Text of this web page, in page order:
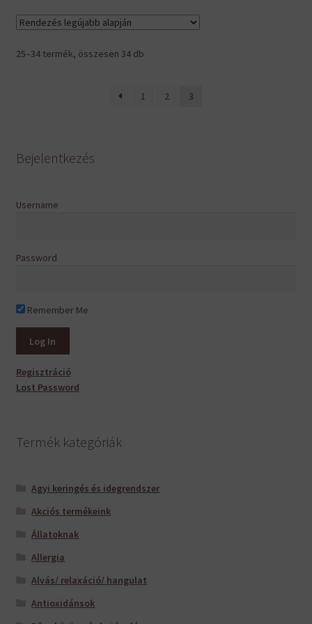
25–34 termék, összesen 34 dbSorted
1
2 3
Bejelentkezés
Username
Password
Remember Me
Regisztráció
Lost Password
Termék kategóriák
Agyi keringés és idegrendszer
Akciós termékeink
Állatoknak
Allergia
Alvás/ relaxáció/ hangulat
Antioxidánsok